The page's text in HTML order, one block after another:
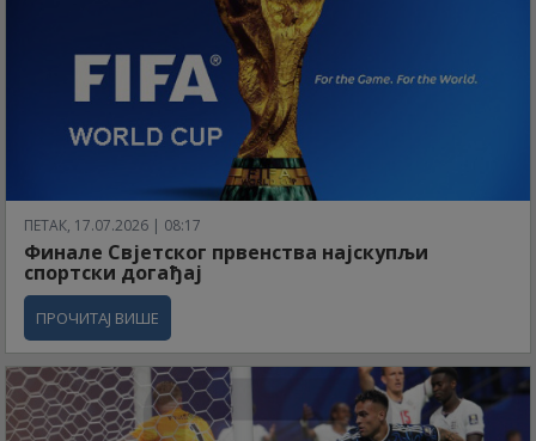
ПЕТАК, 17.07.2026 | 08:17
Финале Свјетског првенства најскупљи
спортски догађај
ПРОЧИТАЈ ВИШЕ